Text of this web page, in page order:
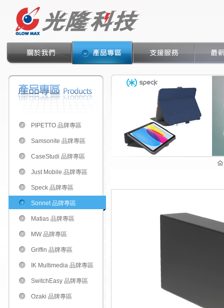
PIPETTO 品牌專區
Samsonite 品牌專區
CaseStudi 品牌專區
Just Mobile 品牌專區
Speck 品牌專區
Sonnet 品牌專區
Matias 品牌專區
MW 品牌專區
Griffin 品牌專區
IK Multimedia 品牌專區
SwitchEasy 品牌專區
Ozaki 品牌專區